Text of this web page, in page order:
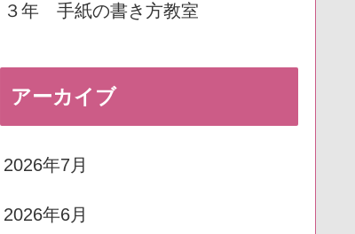
３年 手紙の書き方教室
アーカイブ
2026年7月
2026年6月